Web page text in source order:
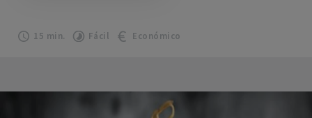
15 min. Fácil Económico